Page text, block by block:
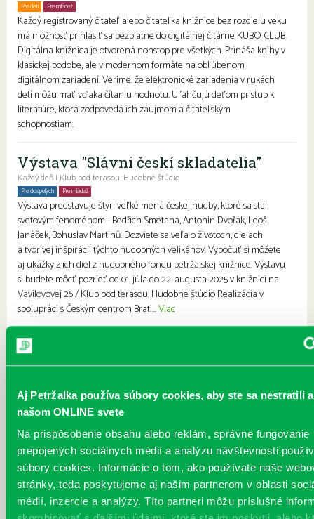
Aj Petržalka používa súbory cookies, aby ste sa nestratili
našom ONLINE svete
Na prispôsobenie obsahu alebo reklám, správne fungovanie
prepojených sociálnych médií a analýzu návštevnosti
súbory cookies. Informácie o tom, ako používate naše
stránky, teda poskytujeme aj našim partnerom v oblasti
médií, inzercie a analýzy. Títo partneri môžu príslušné
Pre deti Pre mládež
Každý registrovaný čitateľ alebo čitateľka knižnice bez rozdielu veku
má možnosť prihlásiť sa bezplatne do digitálnej čitárne KUBO CLUB.
Digitálna knižnica je otvorená nonstop pre všetkých. Prináša knihy v
klasickej podobe, ale v modernom formáte na obľúbenom
digitálnom zariadení. Veríme, že elektronické zariadenia v rukách
detí môžu mať vďaka čítaniu hodnotu. Uľahčujú deťom prístup k
literatúre, ktorá zodpovedá ich záujmom a čitateľským
schopnostiam.
Výstava "Slávni českí skladatelia"
Každý deň | Klub pod terasou, Hudobné štúdio
Pre dospelých Pre mládež
Výstava predstavuje štyri veľké mená českej hudby, ktoré sa stali
svetovým fenoménom - Bedřich Smetana, Antonín Dvořák, Leoš
Janáček, Bohuslav Martinů. Dozviete sa veľa o životoch, dielach
a tvorivej inšpirácii týchto hudobných velikánov. Vypočuť si môžete
aj ukážky z ich diel z hudobného fondu petržalskej knižnice. Výstavu
si budete môcť pozrieť od 01. júla do 22. augusta 2025 v knižnici na
Vavilovovej 26 / Klub pod terasou, Hudobné štúdio Realizácia v
spolupráci s Českým centrom Brati...Viac
Letné výpožičné hodiny pobočiek
knižnice
Rovniankova 3,Turnianska 10,Vavilovova 24,Vavilovova 26,Vyšehradská
27
vo všetkých pobočkách petržalskej knižnice platiť letné výpožičné
hodiny. Predlžujeme pre vás ranný a predobedný výpožičný čas a
skracujeme podvečerné výpožičné hodiny. Informácie nájdete na
našej webovej stránke www.kniznicapetrzalka.sk/pobocky. Sobotné
výpožičné služby budú počas letných prázdnin zrušené. Využite aj
možnosť objednať si knihy do nášho výdajného boxu, ktorý nájdete